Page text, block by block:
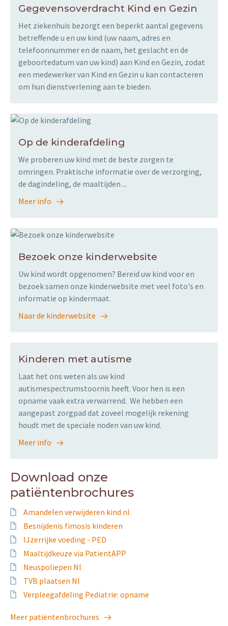
Gegevensoverdracht Kind en Gezin
Het ziekenhuis bezorgt een beperkt aantal gegevens
betreffende u en uw kind (uw naam, adres en
telefoonnummer en de naam, het geslacht en de
geboortedatum van uw kind) aan Kind en Gezin, zodat
een medewerker van Kind en Gezin u kan contacteren
om hun dienstverlening aan te bieden.
Op de kinderafdeling
We proberen uw kind met de beste zorgen te
omringen. Praktische informatie over de verzorging,
de dagindeling, de maaltijden ...
Meer info
Bezoek onze kinderwebsite
Uw kind wordt opgenomen? Bereid uw kind voor en
bezoek samen onze kinderwebsite met veel foto's en
informatie op kindermaat.
Naar de kinderwebsite
Kinderen met autisme
Laat het ons weten als uw kind
autismespectrumstoornis heeft. Voor hen is een
opname vaak extra verwarrend. We hebben een
aangepast zorgpad dat zoveel mogelijk rekening
houdt met de speciale noden van uw kind.
Meer info
Download onze
patiëntenbrochures
Amandelen verwijderen kind nl
Besnijdenis fimosis kinderen
IJzerrijke voeding - PED
Maaltijdkeuze via PatientAPP
Neuspoliepen Nl
TVB plaatsen Nl
Verpleegafdeling Pediatrie: opname
Meer patiëntenbrochures